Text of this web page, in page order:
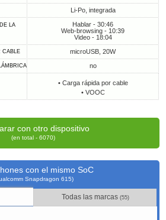
Li-Po, integrada
LA
Hablar - 30:46
Web-browsing - 10:39
Video - 18:04
CABLE microUSB, 20W
no
• Carga rápida por cable
• VOOC
con otro dispositivo
(en total - 6070)
con el mismo SoC
Snapdragon 615)
Todas las marcas (55)